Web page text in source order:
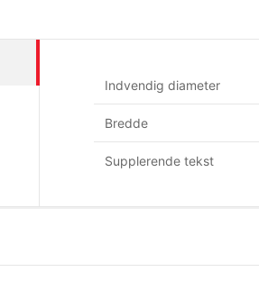
Indvendig diameter
Bredde
Supplerende tekst